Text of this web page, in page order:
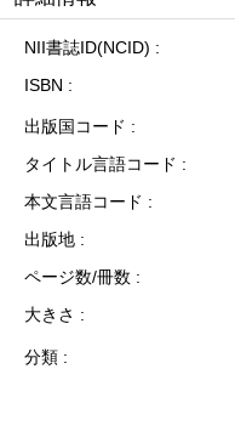
NII書誌ID(NCID)
ISBN
出版国コード
タイトル言語コード
本文言語コード
出版地
ページ数/冊数
大きさ
分類